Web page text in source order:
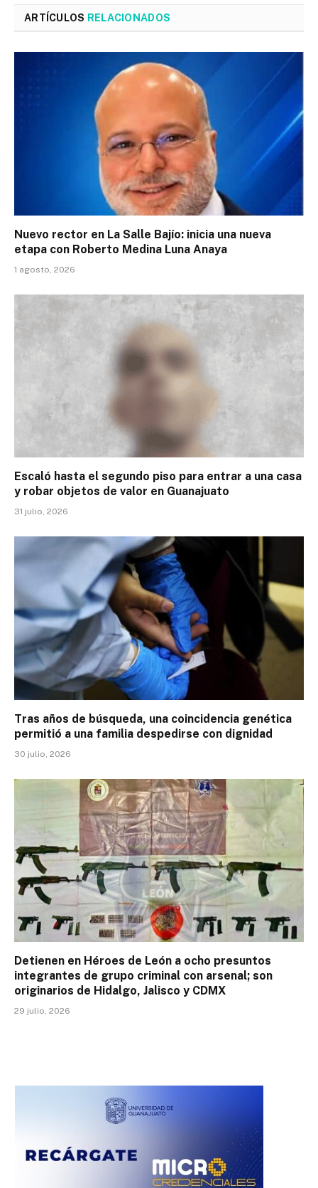
ARTÍCULOS RELACIONADOS
Nuevo rector en La Salle Bajío: inicia una nueva
etapa con Roberto Medina Luna Anaya
1 agosto, 2026
Escaló hasta el segundo piso para entrar a una casa
y robar objetos de valor en Guanajuato
31 julio, 2026
Tras años de búsqueda, una coincidencia genética
permitió a una familia despedirse con dignidad
30 julio, 2026
Detienen en Héroes de León a ocho presuntos
integrantes de grupo criminal con arsenal; son
originarios de Hidalgo, Jalisco y CDMX
29 julio, 2026